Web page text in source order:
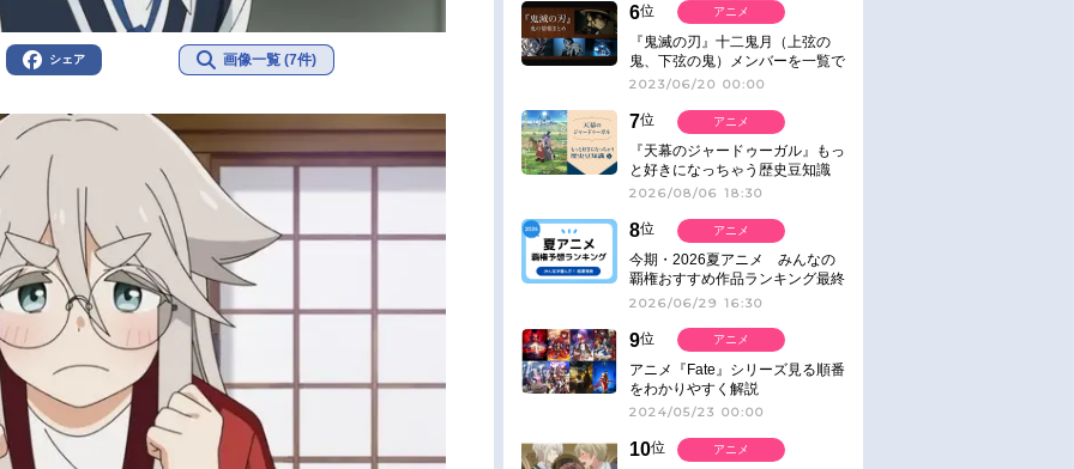
シェア 画像一覧 (7件)
6位
『鬼滅の刃』十二鬼月（上弦の
鬼、下弦の鬼）メンバーを一覧で
紹介＆解説（登場鬼の情報まと
2023/06/20 00:00
アニメ
7位
『天幕のジャードゥーガル』もっ
と好きになっちゃう歴史豆知識
2026/08/06 18:30
アニメ
8位
今期・2026夏アニメ みんなの
覇権おすすめ作品ランキング最終
結果発表！
2026/06/29 16:30
アニメ
9位
アニメ『Fate』シリーズ見る順番
をわかりやすく解説
2024/05/23 00:00
アニメ
10位
アニメ